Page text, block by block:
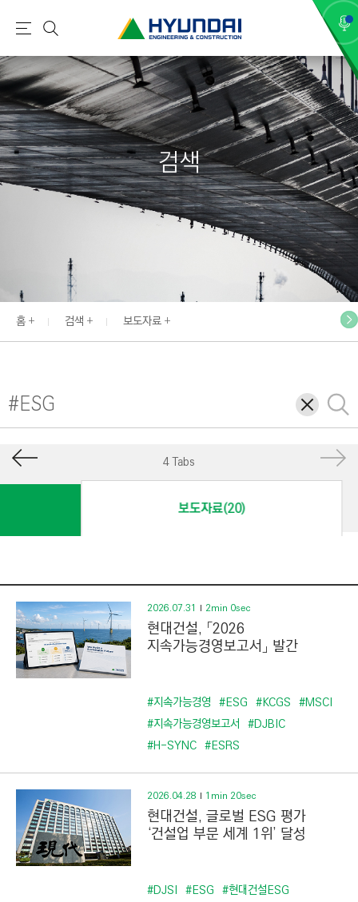
현
건
설
(
H
Y
U
N
E
N
I
O
N
S
T
R
)
메
뉴
검
색
검색
홈 검색 보도자료
삭
제
검
색
4 Tabs
보도자료(20)
2026.07.31 2min 0sec
현대건설, 「2026
지속가능경영보고서」 발간
#지속가능경영 #ESG #KCGS #MSCI
#지속가능경영보고서 #DJBIC
#H-SYNC #ESRS
2026.04.28 1min 20sec
현대건설, 글로벌 ESG 평가
‘건설업 부문 세계 1위’ 달성
#DJSI #ESG #현대건설ESG